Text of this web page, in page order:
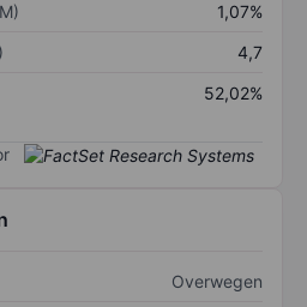
1,07%
4,7
52,02%
Overwegen